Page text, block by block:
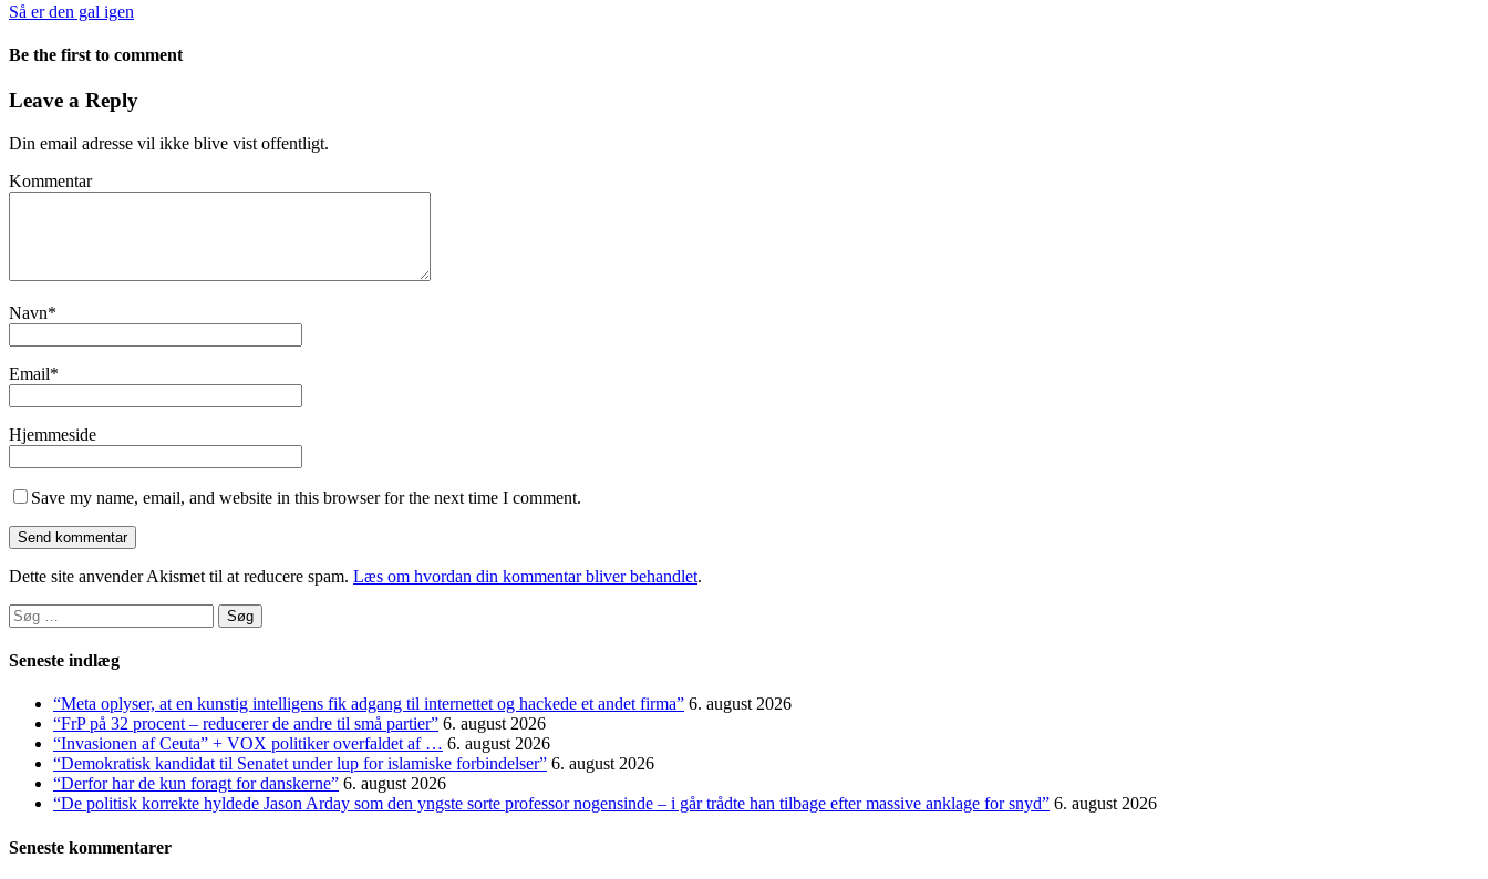
Så er den gal igen
Be the first to comment
Leave a Reply
Din email adresse vil ikke blive vist offentligt.
Kommentar
Navn*
Email*
Hjemmeside
Save my name, email, and website in this browser for the next time I comment.
Dette site anvender Akismet til at reducere spam. Læs om hvordan din kommentar bliver behandlet.
Søg
efter:
Seneste indlæg
“Meta oplyser, at en kunstig intelligens fik adgang til internettet og hackede et andet firma” 6. august 2026
“FrP på 32 procent – reducerer de andre til små partier” 6. august 2026
“Invasionen af Ceuta” + VOX politiker overfaldet af … 6. august 2026
“Demokratisk kandidat til Senatet under lup for islamiske forbindelser” 6. august 2026
“Derfor har de kun foragt for danskerne” 6. august 2026
“De politisk korrekte hyldede Jason Arday som den yngste sorte professor nogensinde – i går trådte han tilbage efter massive anklage for snyd” 6. august 2026
Seneste kommentarer